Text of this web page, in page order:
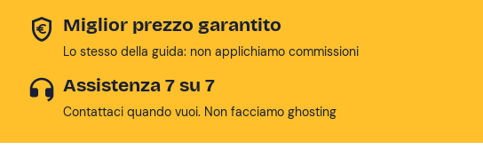
Miglior prezzo garantito
Lo stesso della guida: non applichiamo commissioni
Assistenza 7 su 7
Contattaci quando vuoi. Non facciamo ghosting